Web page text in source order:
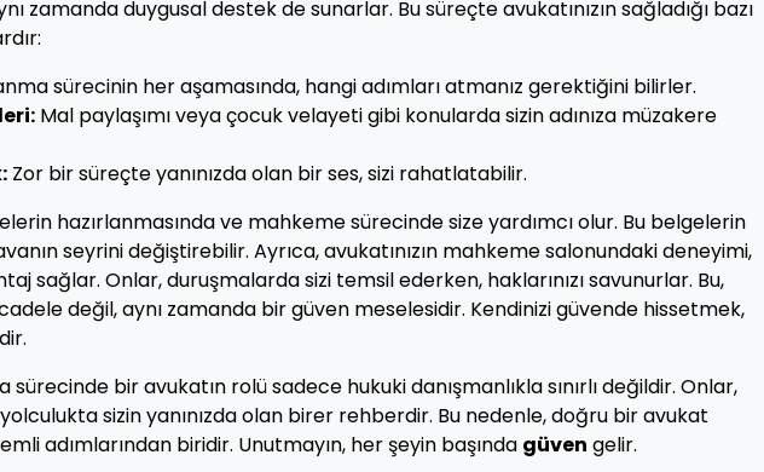
zamanda duygusal destek de sunarlar. Bu süreçte avukatınızın sağladığı bazı
sürecinin her aşamasında, hangi adımları atmanız gerektiğini bilirler.
Mal paylaşımı veya çocuk velayeti gibi konularda sizin adınıza müzakere
Zor bir süreçte yanınızda olan bir ses, sizi rahatlatabilir.
hazırlanmasında ve mahkeme sürecinde size yardımcı olur. Bu belgelerin
seyrini değiştirebilir. Ayrıca, avukatınızın mahkeme salonundaki deneyimi,
sağlar. Onlar, duruşmalarda sizi temsil ederken, haklarınızı savunurlar. Bu,
değil, aynı zamanda bir güven meselesidir. Kendinizi güvende hissetmek,
bir avukatın rolü sadece hukuki danışmanlıkla sınırlı değildir. Onlar,
sizin yanınızda olan birer rehberdir. Bu nedenle, doğru bir avukat
adımlarından biridir. Unutmayın, her şeyin başında güven gelir.